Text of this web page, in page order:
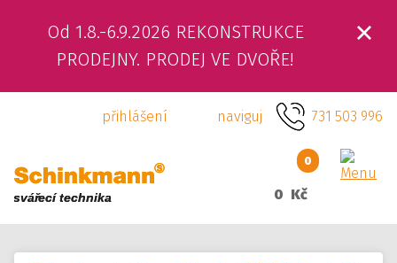
Od 1.8.-6.9.2026 REKONSTRUKCE
PRODEJNY. PRODEJ VE DVOŘE!
731 503 996
naviguj
přihlášení
0
0 Kč
ÚVOD